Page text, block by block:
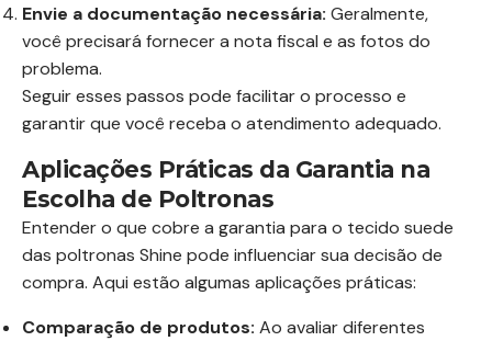
Envie a documentação necessária: Geralmente,
você precisará fornecer a nota fiscal e as fotos do
problema.
Seguir esses passos pode facilitar o processo e
garantir que você receba o atendimento adequado.
Aplicações Práticas da Garantia na
Escolha de Poltronas
Entender o que cobre a garantia para o tecido suede
das poltronas Shine pode influenciar sua decisão de
compra. Aqui estão algumas aplicações práticas:
Comparação de produtos: Ao avaliar diferentes